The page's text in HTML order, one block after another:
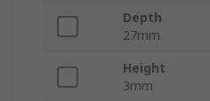
Depth
27mm
Height
3mm